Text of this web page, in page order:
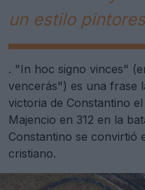
un estilo
. "In hoc signo vinces"
vencerás") es una frase
victoria de Constantino
Majencio en 312 en la
Constantino se convirtió
cristiano.